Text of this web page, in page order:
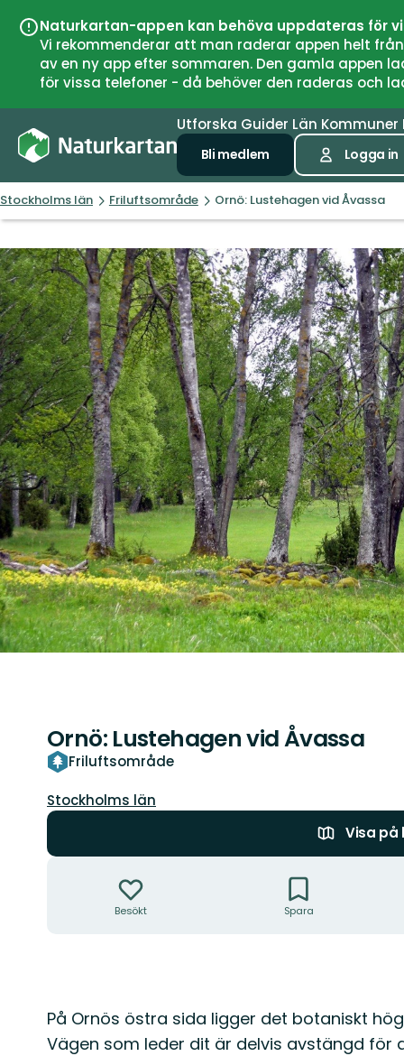
Naturkartan-appen kan behöva uppdateras för
Vi rekommenderar att man raderar appen helt
av en ny app efter sommaren. Den gamla
för vissa telefoner - då behöver den raderas och
Utforska Guider Län Kommuner
Bli medlem Logga in
Stockholms län Friluftsområde Ornö: Lustehagen vid Åvassa
Ornö: Lustehagen vid Åvassa
Friluftsområde
Län:
Stockholms län
Visa på
Besökt Spara
Beskrivning
På Ornös östra sida ligger det botaniskt
Vägen som leder dit är delvis avstängd